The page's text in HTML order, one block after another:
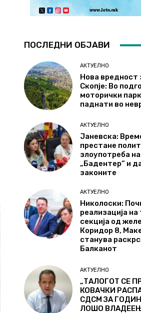
ПОСЛЕДНИ ОБЈАВИ
АКТУЕЛНО
Нова вредност
Скопје: Во
моторички
паднати во
АКТУЕЛНО
Јаневска:
престане
злоупотреба на
„Бадентер“ и
законите
АКТУЕЛНО
Николоски:
реализација
секција од
Коридор 8,
станува
Балканот
АКТУЕЛНО
„ТАЛОГОТ СЕ
КОВАЧКИ
СДСМ ЗА
ЛОШО